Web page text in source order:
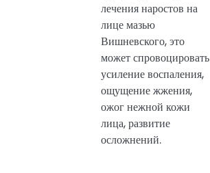
лечения наростов на
лице мазью
Вишневского, это
может спровоцировать
усиление воспаления,
ощущение жжения,
ожог нежной кожи
лица, развитие
осложнений.